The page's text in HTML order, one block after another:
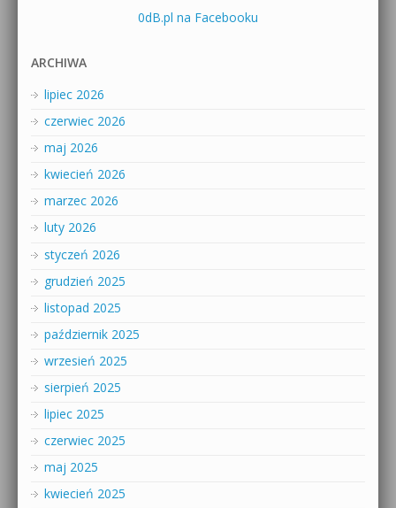
0dB.pl na Facebooku
ARCHIWA
lipiec 2026
czerwiec 2026
maj 2026
kwiecień 2026
marzec 2026
luty 2026
styczeń 2026
grudzień 2025
listopad 2025
październik 2025
wrzesień 2025
sierpień 2025
lipiec 2025
czerwiec 2025
maj 2025
kwiecień 2025